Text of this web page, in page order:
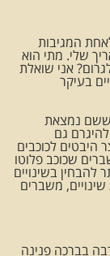
וכתבת לאחת המגיבות
שלי. מתי הוא
אני שואלת
בעיקר
שלום מירב אכן אורנוס לא הגיעה למעלה ה-28 ששם נמצאת
יכולות להיגרם גם
היבטים לכוכבים
שכוכב פלוטו
להבחין בשינויים
משברים
בברכה פנינה